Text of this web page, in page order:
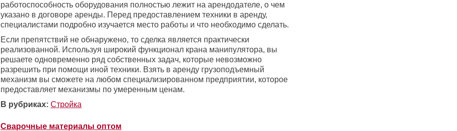
работоспособность оборудования полностью лежит на арендодателе, о чем
указано в договоре аренды. Перед предоставлением техники в аренду,
специалистами подробно изучается место работы и что необходимо сделать.
Если препятствий не обнаружено, то сделка является практически
реализованной. Используя широкий функционал крана манипулятора, вы
решаете одновременно ряд собственных задач, которые невозможно
разрешить при помощи иной техники. Взять в аренду грузоподъемный
механизм вы сможете на любом специализированном предприятии, которое
предоставляет механизмы по умеренным ценам.
В рубриках: Стройка
Сварочные материалы оптом